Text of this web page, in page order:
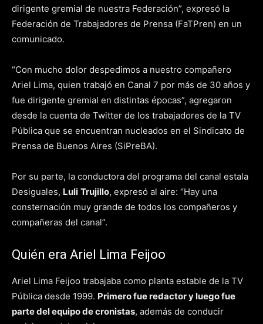
dirigente gremial de nuestra Federación”, expresó la
Federación de Trabajadores de Prensa (FaTPren) en un
comunicado.
“Con mucho dolor despedimos a nuestro compañero
Ariel Lima, quien trabajó en Canal 7 por más de 30 años y
fue dirigente gremial en distintas épocas”, agregaron
desde la cuenta de Twitter de los trabajadores de la TV
Pública que se encuentran nucleados en el Sindicato de
Prensa de Buenos Aires (SiPreBA).
Por su parte, la conductora del programa del canal estala
Desiguales, Luli Trujillo, expresó al aire: “Hay una
consternación muy grande de todos los compañeros y
compañeras del canal”.
Quién era Ariel Lima Feijoo
Ariel Lima Feijoo trabajaba como planta estable de la TV
Pública desde 1999. Primero fue redactor y luego fue
parte del equipo de cronistas, además de conducir